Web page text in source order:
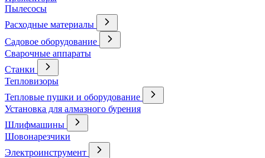
Пылесосы
Расходные материалы
Садовое оборудование
Сварочные аппараты
Станки
Тепловизоры
Тепловые пушки и оборудование
Установка для алмазного бурения
Шлифмашины
Шовонарезчики
Электроинструмент